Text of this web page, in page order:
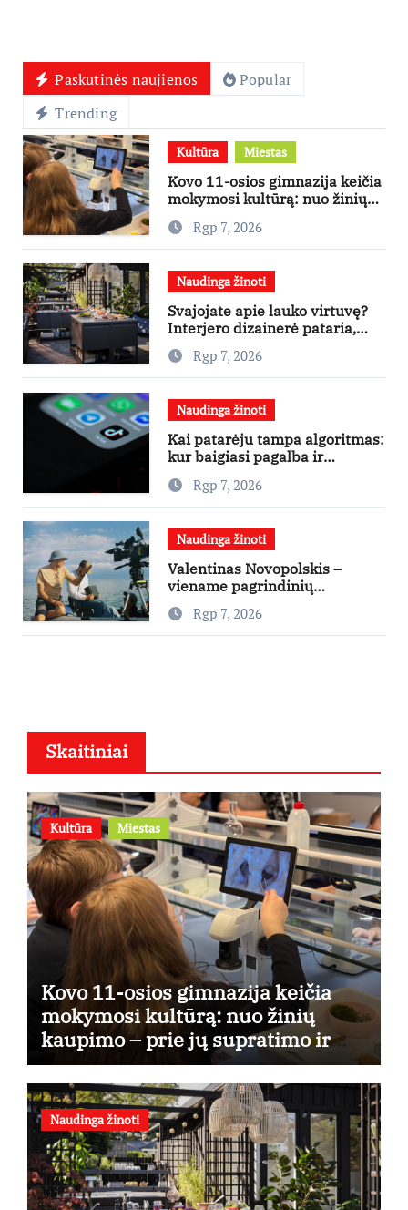
Paskutinės naujienos
Popular
Trending
Kultūra Miestas
Kovo 11-osios gimnazija keičia
mokymosi kultūrą: nuo žinių
kaupimo – prie jų supratimo ir
taikymo
Rgp 7, 2026
Naudinga žinoti
Svajojate apie lauko virtuvę?
Interjero dizainerė pataria,
nuo ko pradėti
Rgp 7, 2026
Naudinga žinoti
Kai patarėju tampa algoritmas:
kur baigiasi pagalba ir
prasideda reklama?
Rgp 7, 2026
Naudinga žinoti
Valentinas Novopolskis –
viename pagrindinių
vaidmenų penkių šalių filme
„Nugalėtoja“: Lietuvos kino
teatruose – nuo rugpjūčio 7-
Rgp 7, 2026
Skaitiniai
Kultūra Miestas
Kovo 11-osios gimnazija keičia
mokymosi kultūrą: nuo žinių
kaupimo – prie jų supratimo ir
taikymo
Naudinga žinoti